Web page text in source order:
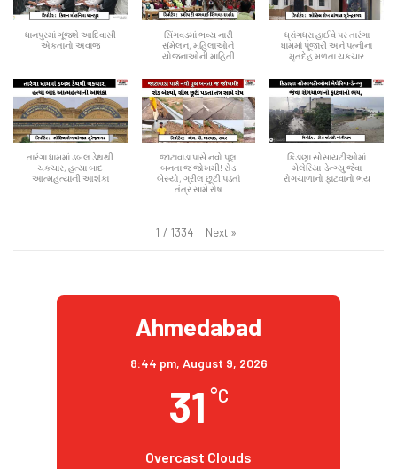
ધાનપુરમાં ગૂંજશે આદિવાસી
એકતાનો અવાજ
સિંગવડમાં ભવ્ય નારી
સંમેલન, મહિલાઓને
યોજનાઓની માહિતી
ધ્રાંગધ્રા હાઈવે પર તારંગા
ધામમાં પૂજારી અને પત્નીના
મૃતદેહ મળતા ચકચાર
તારંગા ધામમાં ડબલ ડેથથી
ચકચાર, હત્યા બાદ
આત્મહત્યાની આશંકા
જાટાવાડા પાસે નવો પૂલ
બનતા જ જોખમી! રોડ
બેસ્યો, ગ્રીલ છૂટી પડતાં
તંત્ર સામે રોષ
કિડાણા સોસાયટીઓમાં
મેલેરિયા-ડેન્ગ્યુ જેવા
રોગચાળાનો ફાટવાનો ભય
1 / 1334 Next »
Ahmedabad
8:44 pm, August 9, 2026
31 °C
Overcast Clouds